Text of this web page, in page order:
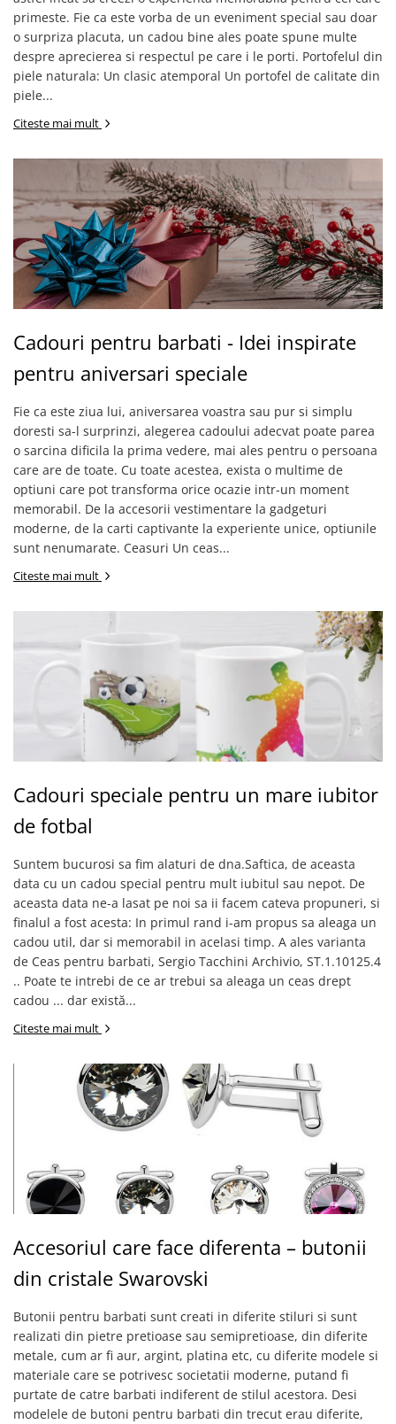
primeste. Fie ca este vorba de un eveniment special sau doar
o surpriza placuta, un cadou bine ales poate spune multe
despre aprecierea si respectul pe care i le porti. Portofelul din
piele naturala: Un clasic atemporal Un portofel de calitate din
piele...
Citeste mai mult
Cadouri pentru barbati - Idei inspirate
pentru aniversari speciale
Fie ca este ziua lui, aniversarea voastra sau pur si simplu
doresti sa-l surprinzi, alegerea cadoului adecvat poate parea
o sarcina dificila la prima vedere, mai ales pentru o persoana
care are de toate. Cu toate acestea, exista o multime de
optiuni care pot transforma orice ocazie intr-un moment
memorabil. De la accesorii vestimentare la gadgeturi
moderne, de la carti captivante la experiente unice, optiunile
sunt nenumarate. Ceasuri Un ceas...
Citeste mai mult
Cadouri speciale pentru un mare iubitor
de fotbal
Suntem bucurosi sa fim alaturi de dna.Saftica, de aceasta
data cu un cadou special pentru mult iubitul sau nepot. De
aceasta data ne-a lasat pe noi sa ii facem cateva propuneri, si
finalul a fost acesta: In primul rand i-am propus sa aleaga un
cadou util, dar si memorabil in acelasi timp. A ales varianta
de Ceas pentru barbati, Sergio Tacchini Archivio, ST.1.10125.4
.. Poate te intrebi de ce ar trebui sa aleaga un ceas drept
cadou ... dar există...
Citeste mai mult
Accesoriul care face diferenta – butonii
din cristale Swarovski
Butonii pentru barbati sunt creati in diferite stiluri si sunt
realizati din pietre pretioase sau semipretioase, din diferite
metale, cum ar fi aur, argint, platina etc, cu diferite modele si
materiale care se potrivesc societatii moderne, putand fi
purtate de catre barbati indiferent de stilul acestora. Desi
modelele de butoni pentru barbati din trecut erau diferite,